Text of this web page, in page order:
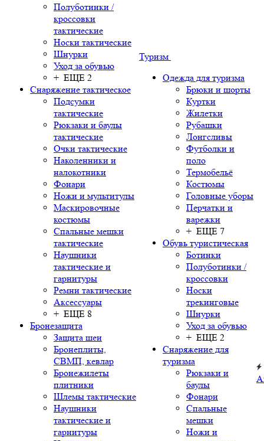
Полуботинки /
кроссовки
тактические
Носки тактические
Шнурки
Уход за обувью
+ ЕЩЕ 2
Снаряжение тактическое
Подсумки
тактические
Рюкзаки и баулы
тактические
Очки тактические
Наколенники и
налокотники
Фонари
Ножи и мультитулы
Маскировочные
костюмы
Спальные мешки
тактические
Наушники
тактические и
гарнитуры
Ремни тактические
Аксессуары
+ ЕЩЕ 8
Бронезащита
Защита шеи
Бронеплиты,
СВМП, кевлар
Бронежилеты
плитники
Шлемы тактические
Наушники
тактические и
гарнитуры
Туризм
Одежда для туризма
Брюки и шорты
Куртки
Жилетки
Рубашки
Лонгсливы
Футболки и
поло
Термобельё
Костюмы
Головные уборы
Перчатки и
варежки
+ ЕЩЕ 7
Обувь туристическая
Ботинки
Полуботинки /
кроссовки
Носки
трекинговые
Шнурки
Уход за обувью
+ ЕЩЕ 2
Снаряжение для
туризма
Рюкзаки и
баулы
Фонари
Спальные
мешки
Ножи и